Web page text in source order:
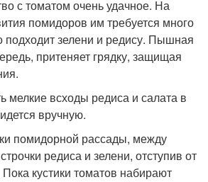
с томатом очень удачное. На
помидоров им требуется много
подходит зелени и редису. Пышная
притеняет грядку, защищая
мелкие всходы редиса и салата в
вручную.
помидорной рассады, между
редиса и зелени, отступив от
кустики томатов набирают